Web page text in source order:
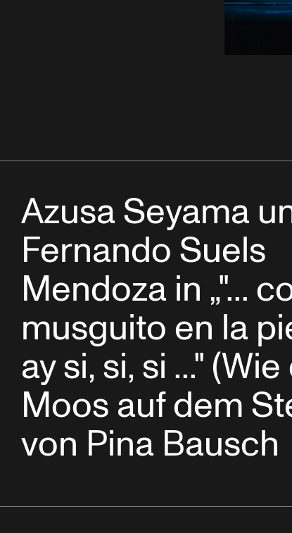
Azusa Seyama
Fernando Suels
Mendoza in „"...
musguito en la
ay si, si, si ..."
Moos auf dem
von Pina Bausch